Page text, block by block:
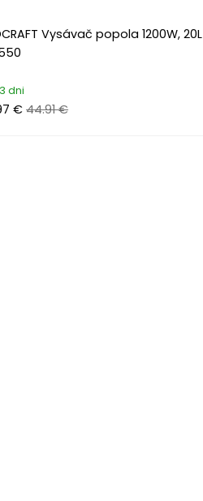
Vysávač popola 1200W, 20L
dni
€ 44.91 €